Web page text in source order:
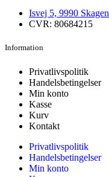
Isvej 5, 9990 Skagen
CVR: 80684215
Information
Privatlivspolitik
Handelsbetingelser
Min konto
Kasse
Kurv
Kontakt
Privatlivspolitik
Handelsbetingelser
Min konto